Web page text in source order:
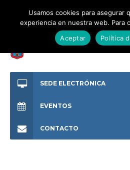
SEDE ELECTRÓNICA
EVENTOS
CONTACTO
Usamos cookies para asegurar
experiencia en nuestra web. Para
Aceptar
Política